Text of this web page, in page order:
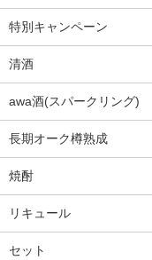
特別キャンペーン
清酒
awa酒(スパークリング)
長期オーク樽熟成
焼酎
リキュール
セット